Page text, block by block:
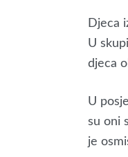
Djeca
U
djeca
U
su oni
je